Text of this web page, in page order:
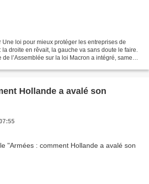
Une loi pour mieux protéger les entreprises de
la droite en rêvait, la gauche va sans doute le faire.
de l’Assemblée sur la loi Macron a intégré, samedi
Hollande a avalé son